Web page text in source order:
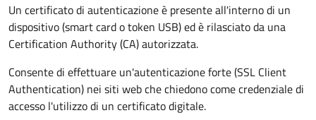
Un certificato di autenticazione è presente all'interno di un
dispositivo (smart card o token USB) ed è rilasciato da una
Certification Authority (CA) autorizzata.
Consente di effettuare un'autenticazione forte (SSL Client
Authentication) nei siti web che chiedono come credenziale di
accesso l'utilizzo di un certificato digitale.